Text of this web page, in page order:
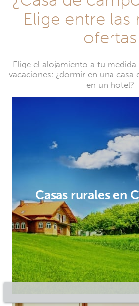
Elige entre las
ofertas
Elige el alojamiento a tu
vacaciones: ¿dormir en una
en un hotel?
Casas rurales en